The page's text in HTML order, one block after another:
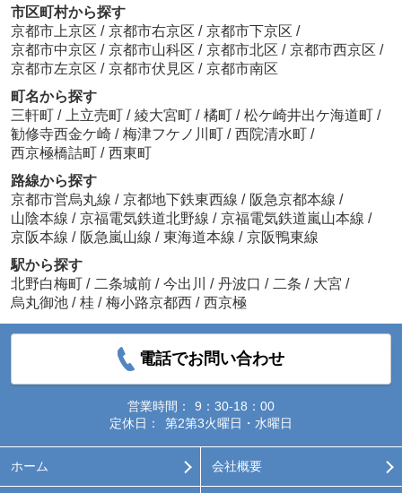
市区町村から探す
京都市上京区 / 京都市右京区 / 京都市下京区 /
京都市中京区 / 京都市山科区 / 京都市北区 / 京都市西京区 /
京都市左京区 / 京都市伏見区 / 京都市南区
町名から探す
三軒町 / 上立売町 / 綾大宮町 / 橘町 / 松ケ崎井出ケ海道町 /
勧修寺西金ケ崎 / 梅津フケノ川町 / 西院清水町 /
西京極橋詰町 / 西東町
路線から探す
京都市営烏丸線 / 京都地下鉄東西線 / 阪急京都本線 /
山陰本線 / 京福電気鉄道北野線 / 京福電気鉄道嵐山本線 /
京阪本線 / 阪急嵐山線 / 東海道本線 / 京阪鴨東線
駅から探す
北野白梅町 / 二条城前 / 今出川 / 丹波口 / 二条 / 大宮 /
烏丸御池 / 桂 / 梅小路京都西 / 西京極
電話でお問い合わせ
営業時間：
9：30-18：00
定休日：
第2第3火曜日・水曜日
ホーム 会社概要